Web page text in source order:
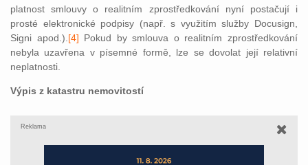
platnost smlouvy o realitním zprostředkování nyní postačují i
prosté elektronické podpisy (např. s využitím služby Docusign,
Signi apod.). [4] Pokud by smlouva o realitním zprostředkování
nebyla uzavřena v písemné formě, lze se dovolat její relativní
neplatnosti.
Výpis z katastru nemovitostí
Reklama